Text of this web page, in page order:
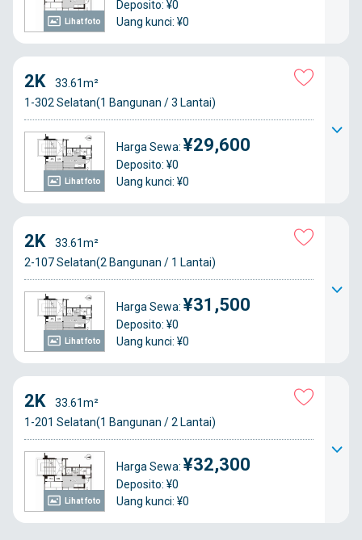
Lihat foto
Deposito: ¥0
Uang kunci: ¥0
Lihat foto
2K
33.61m²
1-302 Selatan(1 Bangunan / 3 Lantai)
Harga Sewa: ¥29,600
Deposito: ¥0
Uang kunci: ¥0
Lihat foto
2K
33.61m²
2-107 Selatan(2 Bangunan / 1 Lantai)
Harga Sewa: ¥31,500
Deposito: ¥0
Uang kunci: ¥0
Lihat foto
2K
33.61m²
1-201 Selatan(1 Bangunan / 2 Lantai)
Harga Sewa: ¥32,300
Deposito: ¥0
Uang kunci: ¥0